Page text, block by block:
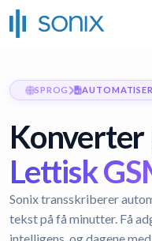
SPROG
Lettisk
Sonix transskriberer
tekst på få minutter. Få